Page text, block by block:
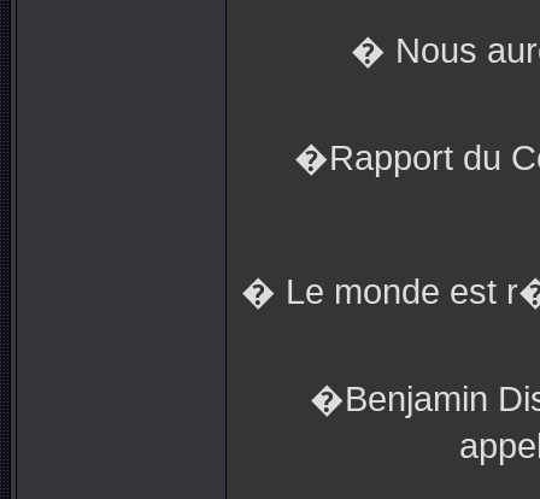
� Nous
�Rapport du
� Le monde est
�Benjamin